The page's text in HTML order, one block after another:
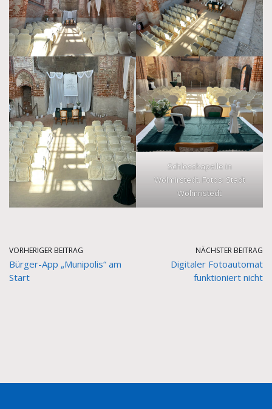
Schlosskapelle in
Wolmirstedt. Fotos: Stadt
Wolmristedt
VORHERIGER BEITRAG
Bürger-App „Munipolis“ am
Start
NÄCHSTER BEITRAG
Digitaler Fotoautomat
funktioniert nicht